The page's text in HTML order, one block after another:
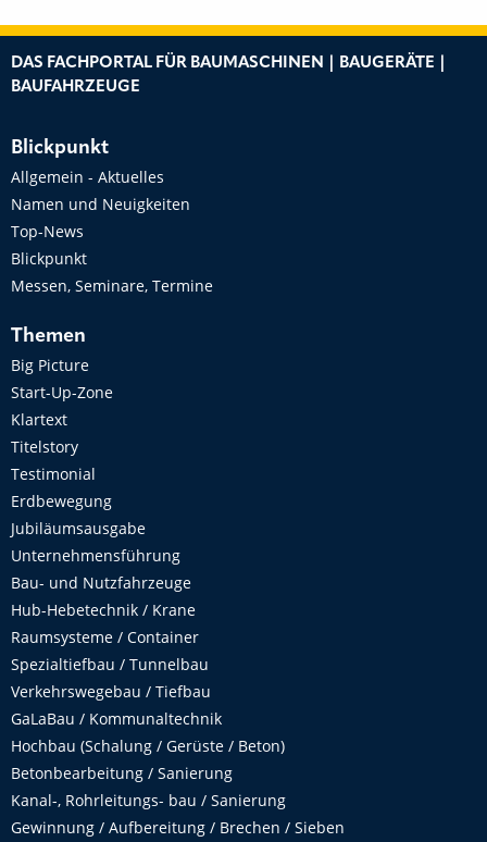
DAS FACHPORTAL FÜR BAUMASCHINEN | BAUGERÄTE |
BAUFAHRZEUGE
Blickpunkt
Allgemein - Aktuelles
Namen und Neuigkeiten
Top-News
Blickpunkt
Messen, Seminare, Termine
Themen
Big Picture
Start-Up-Zone
Klartext
Titelstory
Testimonial
Erdbewegung
Jubiläumsausgabe
Unternehmensführung
Bau- und Nutzfahrzeuge
Hub-Hebetechnik / Krane
Raumsysteme / Container
Spezialtiefbau / Tunnelbau
Verkehrswegebau / Tiefbau
GaLaBau / Kommunaltechnik
Hochbau (Schalung / Gerüste / Beton)
Betonbearbeitung / Sanierung
Kanal-, Rohrleitungs- bau / Sanierung
Gewinnung / Aufbereitung / Brechen / Sieben